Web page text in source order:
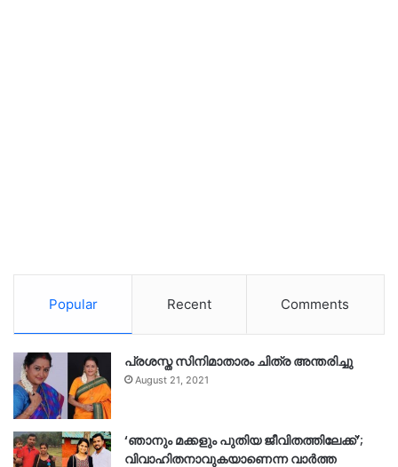
Popular Recent Comments
പ്രശസ്ത സിനിമാതാരം ചിത്ര അന്തരിച്ചു
August 21, 2021
‘ഞാനും മക്കളും പുതിയ ജീവിതത്തിലേക്ക്’;
വിവാഹിതനാവുകയാണെന്ന വാർത്ത